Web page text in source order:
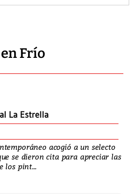
Frío
La Estrella
acogió a un selecto
se dieron cita para apreciar las
los pint...